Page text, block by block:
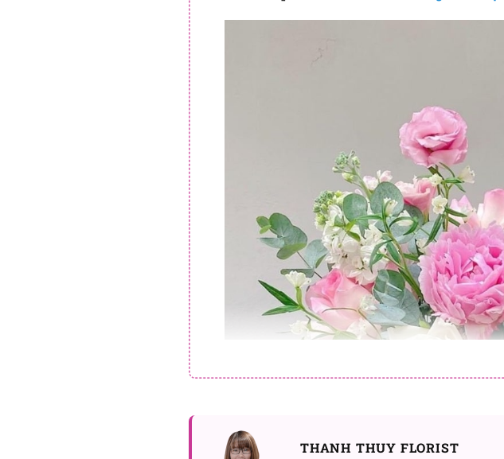
THANH THUY FLORIST